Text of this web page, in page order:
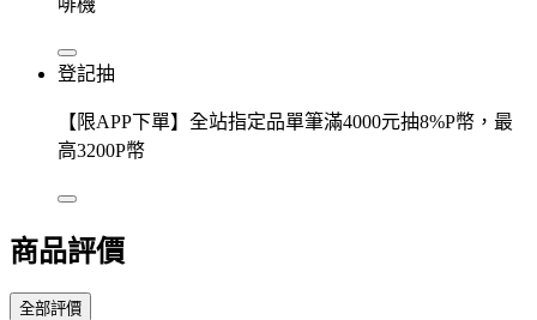
登記抽
【限APP下單】全站指定品單筆滿4000元抽8%P幣，最
高3200P幣
商品評價
全部評價